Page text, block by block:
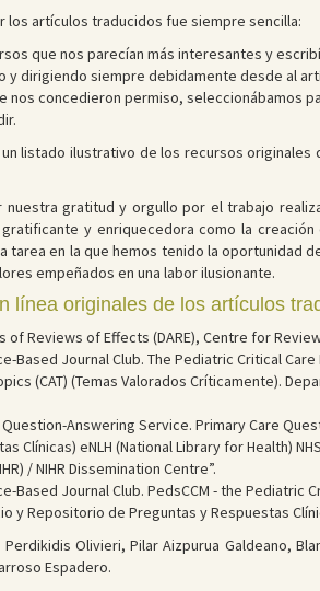
los artículos traducidos fue siempre sencilla:
que nos parecían más interesantes y
y dirigiendo siempre debidamente desde al
nos concedieron permiso, seleccionábamos
listado ilustrativo de los recursos
nuestra gratitud y orgullo por el trabajo
y enriquecedora como la
tarea en la que hemos tenido la oportunidad
empeñados en una labor ilusionante.
línea originales de los artículos
Reviews of Effects (DARE), Centre for
Based Journal Club. The Pediatric Critical
(CAT) (Temas Valorados Críticamente).
Question-Answering Service. Primary Care
Clínicas) eNLH (National Library for Health)
/ NIHR Dissemination Centre”.
Based Journal Club. PedsCCM - the Pediatric
y Repositorio de Preguntas y Respuestas
Olivieri, Pilar Aizpurua Galdeano,
Espadero.